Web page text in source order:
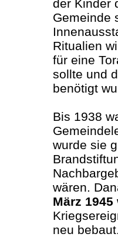
der Kinder
Gemeinde
Ritualien
für eine
sollte und
benötigt
Bis 1938
wurde sie
wären.
März 1945
neu